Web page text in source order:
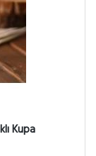
Kupa